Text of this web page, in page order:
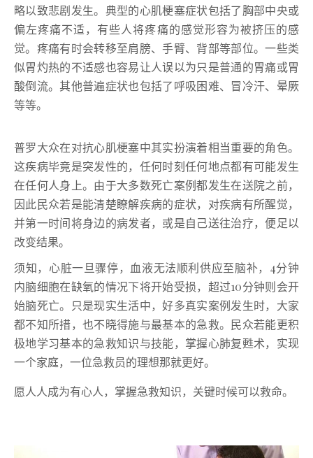
略以致悲剧发生。典型的心肌梗塞症状包括了胸部中央或
偏左疼痛不适，有些人将疼痛的感觉形容为被挤压的感
觉。疼痛有时会转移至肩膀、手臂、背部等部位。一些类
似胃灼热的不适感也容易让人误以为只是普通的胃痛或胃
酸倒流。其他普遍症状也包括了呼吸困难、冒冷汗、晕厥
等等。
普罗大众在对抗心肌梗塞中其实扮演着相当重要的角色。
这疾病毕竟是突发性的，任何时刻任何地点都有可能发生
在任何人身上。由于大多数死亡案例都发生在送院之前，
因此民众若是能清楚瞭解疾病的症状，对疾病有所醒觉，
并第一时间将身边的病发者，或是自己送往治疗，便足以
改变结果。
须知，心脏一旦骤停，血液无法顺利供应至脑补，4分钟
内脑细胞在缺氧的情况下将开始受损，超过10分钟则会开
始脑死亡。只是现实生活中，好多真实案例发生时，大家
都不知所措，也不晓得施与最基本的急救。民众若能更积
极地学习基本的急救知识与技能，掌握心肺复甦术，实现
一个家庭，一位急救员的理想那就更好。
愿人人成为有心人，掌握急救知识，关键时候可以救命。